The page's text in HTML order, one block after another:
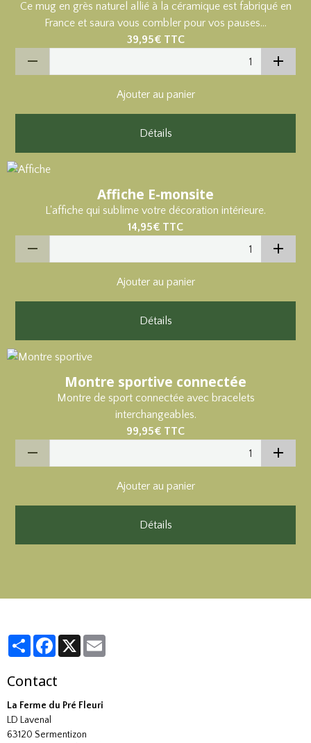
Ce mug en grès naturel allié à la céramique est fabriqué en
France et saura vous combler pour vos pauses...
39,95€ TTC
Ajouter au panier
Détails
Affiche E-monsite
L'affiche qui sublime votre décoration intérieure.
14,95€ TTC
Ajouter au panier
Détails
Montre sportive connectée
Montre de sport connectée avec bracelets
interchangeables.
99,95€ TTC
Ajouter au panier
Détails
PartagerFacebook
X
Contact
La Ferme du Pré Fleuri
LD Lavenal
63120 Sermentizon